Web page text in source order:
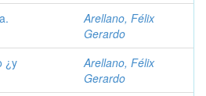
Arellano, Félix
Gerardo
¿y
Arellano, Félix
Gerardo